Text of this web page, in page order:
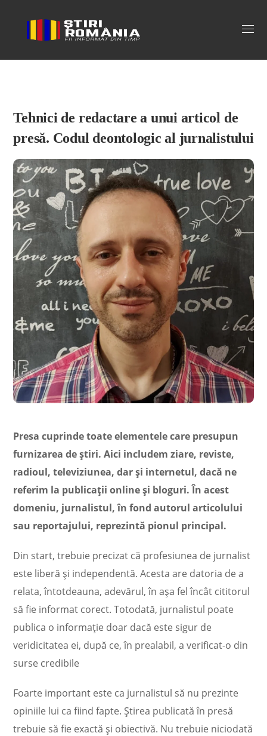
Stiri Romania
Tehnici de redactare a unui articol de
presă. Codul deontologic al jurnalistului
Presa cuprinde toate elementele care presupun
furnizarea de știri. Aici includem ziare, reviste,
radioul, televiziunea, dar și internetul, dacă ne
referim la publicații online și bloguri. În acest
domeniu, jurnalistul, în fond autorul articolului
sau reportajului, reprezintă pionul principal.
Din start, trebuie precizat că profesiunea de jurnalist
este liberă și independentă. Acesta are datoria de a
relata, întotdeauna, adevărul, în așa fel încât cititorul
să fie informat corect. Totodată, jurnalistul poate
publica o informație doar dacă este sigur de
veridicitatea ei, după ce, în prealabil, a verificat-o din
surse credibile
Foarte important este ca jurnalistul să nu prezinte
opiniile lui ca fiind fapte. Știrea publicată în presă
trebuie să fie exactă și obiectivă. Nu trebuie niciodată